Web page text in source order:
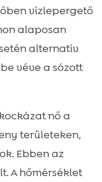
vízlepergető
alaposan
alternatív
véve a sózott
nő a
területeken,
Ebben az
A hőmérséklet